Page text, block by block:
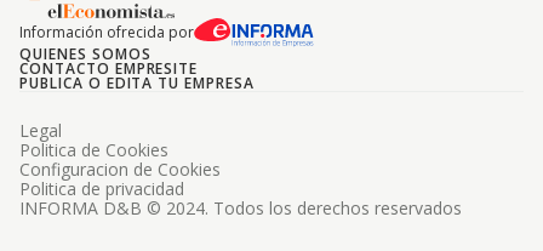
Información ofrecida por
QUIENES SOMOS
CONTACTO EMPRESITE
PUBLICA O EDITA TU EMPRESA
INFORMA D&B © 2024. Todos los derechos reservados
Legal
Politica de Cookies
Configuracion de Cookies
Politica de privacidad